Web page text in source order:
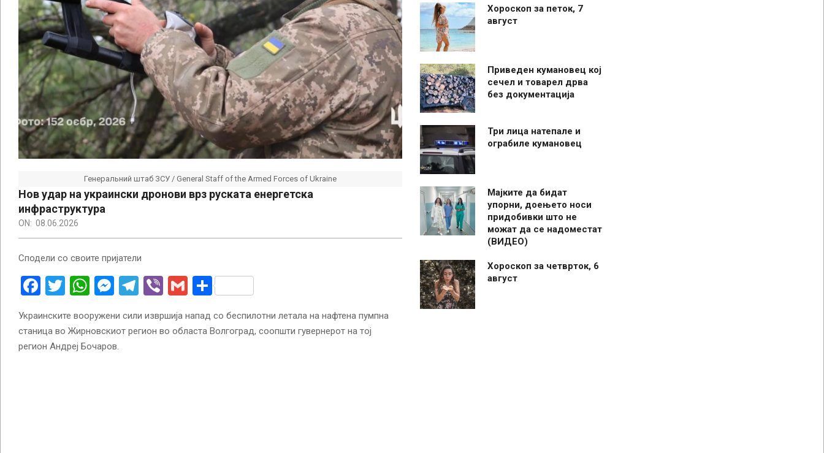
Генеральний штаб ЗСУ / General Staff of the Armed Forces of Ukraine
Нов удар на украински дронови врз руската енергетска
инфраструктура
ON: 08.06.2026
Сподели со своите пријатели
Facebook
Twitter
WhatsApp
Messenger
Telegram
ViberGmailShare
Украинските вооружени сили извршија напад со беспилотни летала на нафтена пумпна
станица во Жирновскиот регион во областа Волгоград, соопшти гувернерот на тој
регион Андреј Бочаров.
Хороскоп за петок, 7
август
Приведен кумановец кој
сечел и товарел дрва
без документација
Три лица натепале и
ограбиле кумановец
Мајките да бидат
упорни, доењето носи
придобивки што не
можат да се надоместат
(ВИДЕО)
Хороскоп за четврток, 6
август